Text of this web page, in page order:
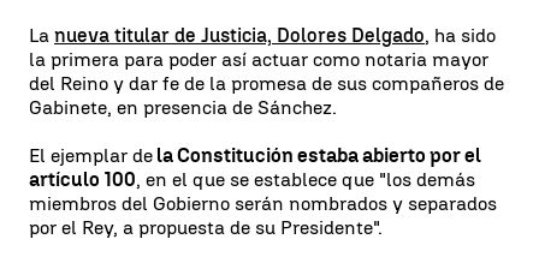
La nueva titular de Justicia, Dolores Delgado, ha sido
la primera para poder así actuar como notaria mayor
del Reino y dar fe de la promesa de sus compañeros de
Gabinete, en presencia de Sánchez.
El ejemplar de la Constitución estaba abierto por el
artículo 100, en el que se establece que "los demás
miembros del Gobierno serán nombrados y separados
por el Rey, a propuesta de su Presidente".